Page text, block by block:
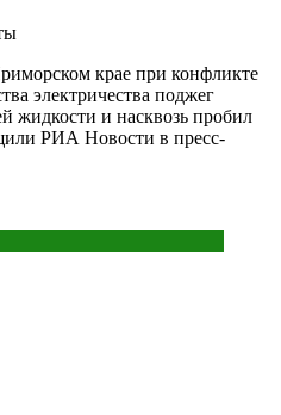
крае при конфликте
электричества поджег
и насквозь пробил
РИА Новости в пресс-